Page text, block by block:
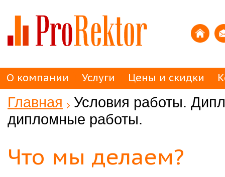
О компании Услуги Цены и скидки
Главная
Условия работы.
дипломные работы.
Что мы делаем?